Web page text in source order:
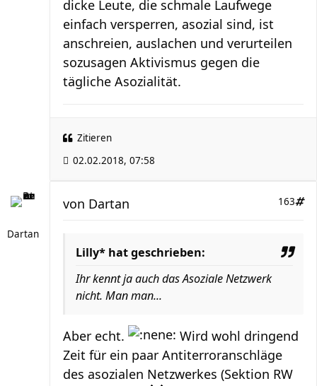
dicke Leute, die schmale Laufwege
einfach versperren, asozial sind, ist
anschreien, auslachen und verurteilen
sozusagen Aktivismus gegen die
tägliche Asozialität.
Zitieren
02.02.2018, 07:58
Dartan
163
von Dartan
Lilly* hat geschrieben:
Ihr kennt ja auch das Asoziale Netzwerk
nicht. Man man...
Aber echt.
Wird wohl dringend
Zeit für ein paar Antiterroranschläge
des asozialen Netzwerkes (Sektion RW